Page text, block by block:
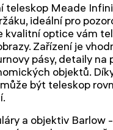
teleskop Meade
ideální pro
kvalitní optice vám
Zařízení je
pásy, detaily na
objektů.
být teleskop
a objektiv Barlow